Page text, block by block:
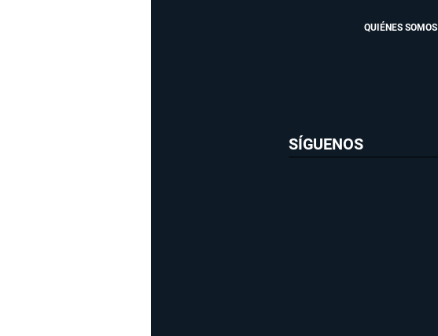
QUIÉNES SOMOS
SÍGUENOS